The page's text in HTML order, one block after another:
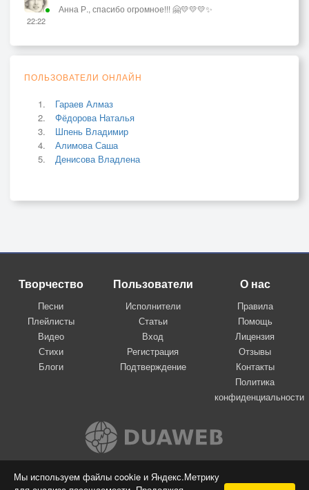
Мы используем файлы cookie и Яндекс.Метрику
22:22
Анна Р., спасибо огромное!!! 🤗💛💛💛✨
ПОЛЬЗОВАТЕЛИ ОНЛАЙН
Гараев Алмаз
Фёдорова Наталья
Шпень Владимир
Алимова Саша
Денисова Владлена
Творчество
Песни
Плейлисты
Видео
Стихи
Блоги
Пользователи
Исполнители
Статьи
Вход
Регистрация
Подтверждение
О нас
Правила
Помощь
Лицензия
Отзывы
Контакты
Политика
конфиденциальности
Вконтакте